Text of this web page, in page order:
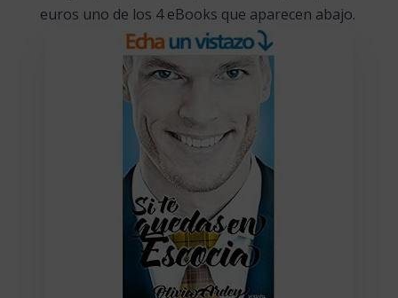
euros uno de los 4 eBooks que aparecen abajo.